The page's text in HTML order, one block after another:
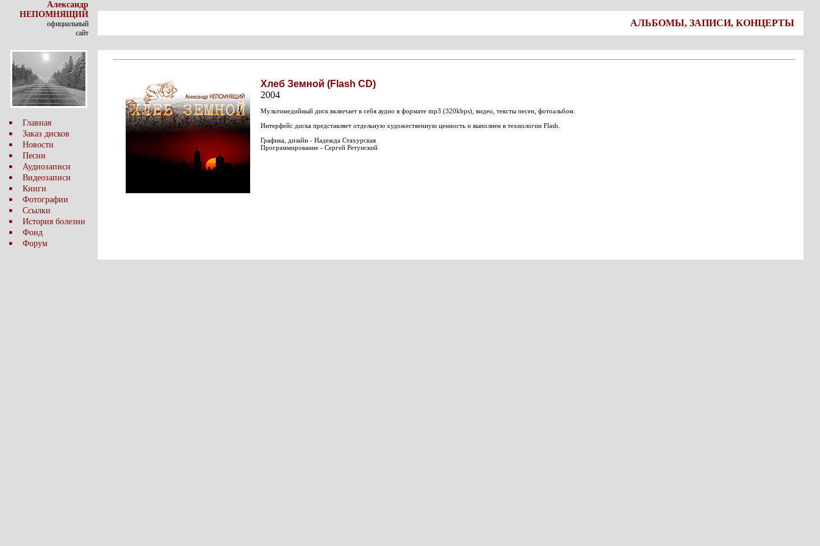
Александр
НЕПОМНЯЩИЙ
официальный
сайт
АЛЬБОМЫ, ЗАПИСИ, КОНЦЕРТЫ
Главная
Заказ дисков
Новости
Песни
Аудиозаписи
Видеозаписи
Книги
Фотографии
Ссылки
История болезни
Фонд
Форум
Хлеб Земной (Flash CD)
2004
Мультимедийный диск включает в себя аудио в формате mp3 (320kbps), видео, тексты песен, фотоальбом.
Интерфейс диска представляет отдельную художественную ценность и выполнен в технологии Flash.
Графика, дизайн - Надежда Стахурская
Программирование - Сергей Ретунский